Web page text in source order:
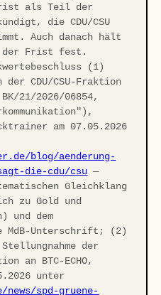
als Teil der
die CDU/CSU
Auch danach hält
der Frist fest.
(1)
CDU/CSU-Fraktion
21/2026/06854,
am 07.05.2026
blog/aenderung-
die-cdu/csu —
Gleichklang
zu Gold und
und dem
MdB-Unterschrift; (2)
der
an BTC-ECHO,
unter
spd-gruene-